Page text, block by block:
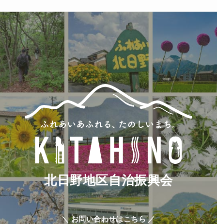
(86)
北日野地区自治振興会
＼ お問い合わせはこちら ／